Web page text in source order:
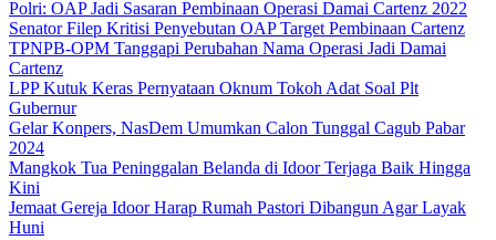
Polri: OAP Jadi Sasaran Pembinaan Operasi Damai Cartenz 2022
Senator Filep Kritisi Penyebutan OAP Target Pembinaan Cartenz
TPNPB-OPM Tanggapi Perubahan Nama Operasi Jadi Damai
Cartenz
LPP Kutuk Keras Pernyataan Oknum Tokoh Adat Soal Plt
Gubernur
Gelar Konpers, NasDem Umumkan Calon Tunggal Cagub Pabar
2024
Mangkok Tua Peninggalan Belanda di Idoor Terjaga Baik Hingga
Kini
Jemaat Gereja Idoor Harap Rumah Pastori Dibangun Agar Layak
Huni